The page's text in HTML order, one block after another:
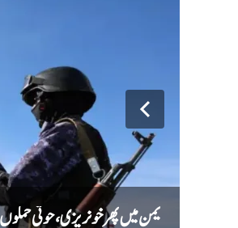
یمن میں پھر خونریزی، حوثی حملوں میں